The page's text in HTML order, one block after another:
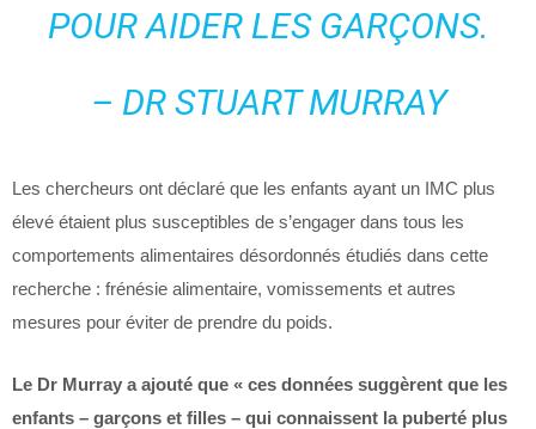
POUR AIDER LES GARÇONS.
– DR STUART MURRAY
Les chercheurs ont déclaré que les enfants ayant un IMC plus
élevé étaient plus susceptibles de s’engager dans tous les
comportements alimentaires désordonnés étudiés dans cette
recherche : frénésie alimentaire, vomissements et autres
mesures pour éviter de prendre du poids.
Le Dr Murray a ajouté que « ces données suggèrent que les
enfants – garçons et filles – qui connaissent la puberté plus